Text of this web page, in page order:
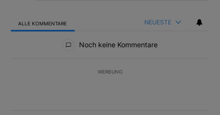
ALLE KOMMENTARE NEUESTE
Noch keine Kommentare
WERBUNG